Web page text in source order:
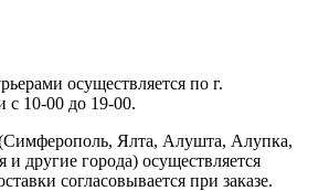
осуществляется по г.
с 10-00 до 19-00.
Ялта, Алушта, Алупка,
другие города) осуществляется
согласовывается при заказе.